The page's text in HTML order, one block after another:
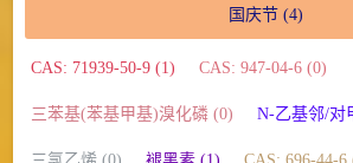
国庆节(4)
CAS: 71939-50-9 (1) CAS: 947-04-6 (0)
三苯基(苯基甲基)溴化磷 (0) N-乙基邻/对